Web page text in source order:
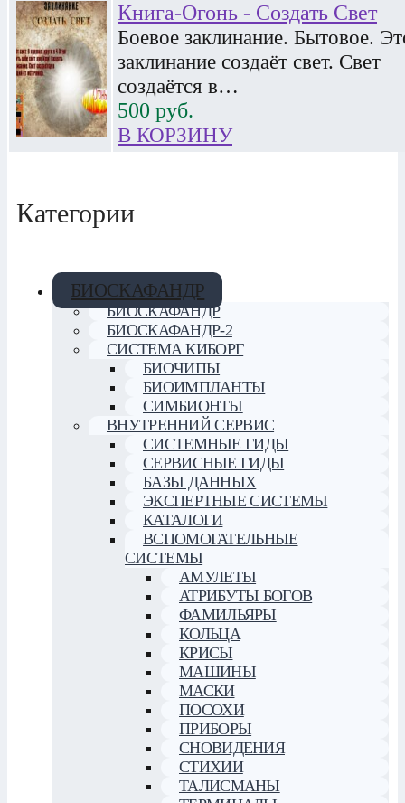
Книга-Огонь - Создать Свет
Боевое заклинание. Бытовое.
заклинание создаёт свет. Свет
создаётся в…
500 руб.
В КОРЗИНУ
Категории
БИОСКАФАНДР
БИОСКАФАНДР
БИОСКАФАНДР-2
СИСТЕМА КИБОРГ
БИОЧИПЫ
БИОИМПЛАНТЫ
СИМБИОНТЫ
ВНУТРЕННИЙ СЕРВИС
СИСТЕМНЫЕ ГИДЫ
СЕРВИСНЫЕ ГИДЫ
БАЗЫ ДАННЫХ
ЭКСПЕРТНЫЕ СИСТЕМЫ
КАТАЛОГИ
ВСПОМОГАТЕЛЬНЫЕ
СИСТЕМЫ
АМУЛЕТЫ
АТРИБУТЫ БОГОВ
ФАМИЛЬЯРЫ
КОЛЬЦА
КРИСЫ
МАШИНЫ
МАСКИ
ПОСОХИ
ПРИБОРЫ
СНОВИДЕНИЯ
СТИХИИ
ТАЛИСМАНЫ